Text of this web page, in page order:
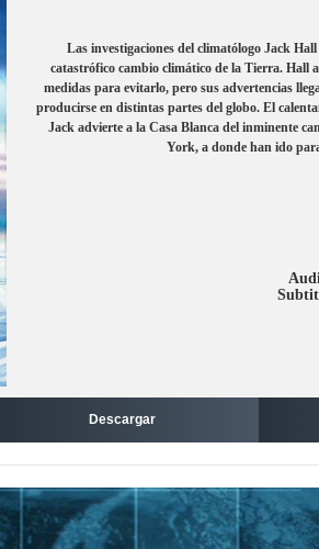
Las investigaciones del climatólogo Jack
catastrófico cambio climático de la Tierra. Hall
medidas para evitarlo, pero sus advertencias
producirse en distintas partes del globo. El
Jack advierte a la Casa Blanca del inminente
York, a donde han ido
Descargar